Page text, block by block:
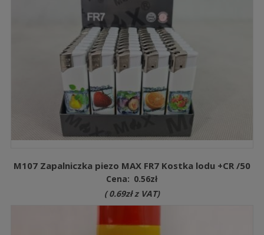
M107 Zapalniczka piezo MAX FR7 Kostka lodu +CR /50
Cena: 0.56zł
( 0.69złz VAT)